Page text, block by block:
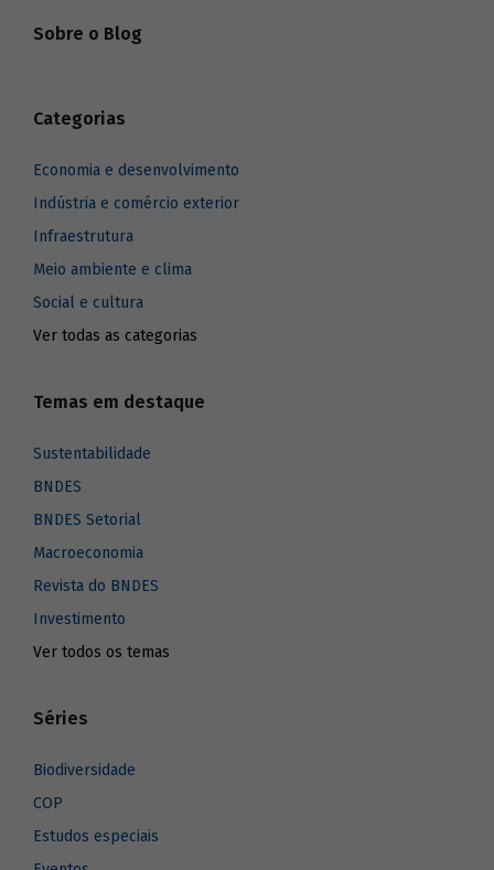
Sobre o Blog
Categorias
Economia e desenvolvimento
Indústria e comércio exterior
Infraestrutura
Meio ambiente e clima
Social e cultura
Ver todas as categorias
Temas em destaque
Sustentabilidade
BNDES
BNDES Setorial
Macroeconomia
Revista do BNDES
Investimento
Ver todos os temas
Séries
Biodiversidade
COP
Estudos especiais